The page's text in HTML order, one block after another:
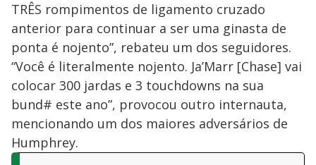
TRÊS rompimentos de ligamento cruzado
anterior para continuar a ser uma ginasta de
ponta é nojento”, rebateu um dos seguidores.
“Você é literalmente nojento. Ja’Marr [Chase] vai
colocar 300 jardas e 3 touchdowns na sua
bund# este ano”, provocou outro internauta,
mencionando um dos maiores adversários de
Humphrey.